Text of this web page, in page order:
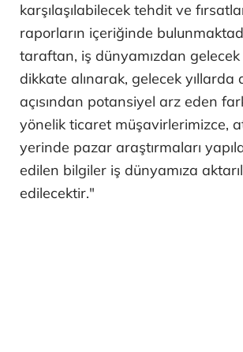
karşılaşılabilecek tehdit ve
raporların içeriğinde
taraftan, iş dünyamızdan
dikkate alınarak, gelecek yıllarda
açısından potansiyel arz eden
yönelik ticaret müşavirlerimizce,
yerinde pazar araştırmaları
edilen bilgiler iş dünyamıza
edilecektir."